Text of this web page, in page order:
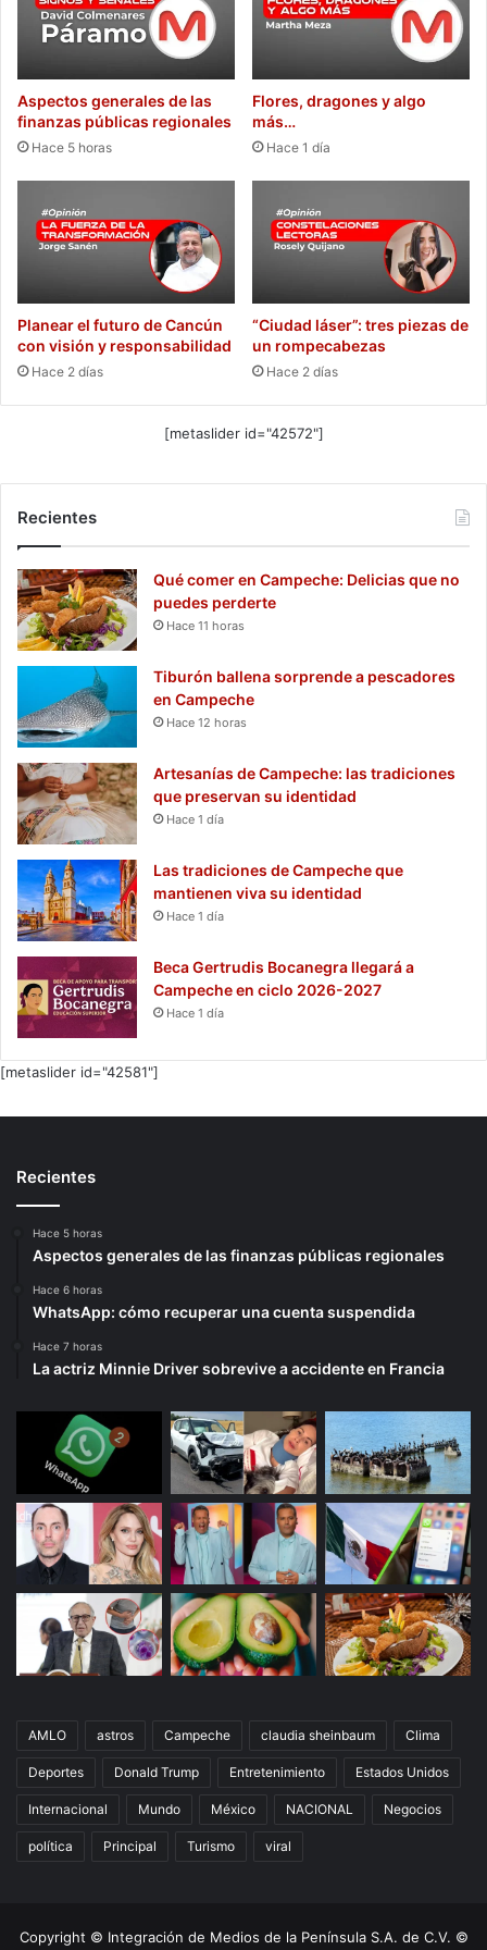
Aspectos generales de las
finanzas públicas regionales
Hace 5 horas
Flores, dragones y algo
más…
Hace 1 día
Planear el futuro de Cancún
con visión y responsabilidad
Hace 2 días
“Ciudad láser”: tres piezas de
un rompecabezas
Hace 2 días
[metaslider id="42572"]
Recientes
Qué comer en Campeche: Delicias que no
puedes perderte
Hace 11 horas
Tiburón ballena sorprende a pescadores
en Campeche
Hace 12 horas
Artesanías de Campeche: las tradiciones
que preservan su identidad
Hace 1 día
Las tradiciones de Campeche que
mantienen viva su identidad
Hace 1 día
Beca Gertrudis Bocanegra llegará a
Campeche en ciclo 2026-2027
Hace 1 día
[metaslider id="42581"]
Recientes
Hace 5 horas
Aspectos generales de las finanzas públicas regionales
Hace 6 horas
WhatsApp: cómo recuperar una cuenta suspendida
Hace 7 horas
La actriz Minnie Driver sobrevive a accidente en Francia
AMLO astros Campeche claudia sheinbaum Clima
Deportes Donald Trump Entretenimiento Estados Unidos
Internacional Mundo México NACIONAL Negocios
política Principal Turismo viral
Copyright © Integración de Medios de la Península S.A. de C.V. ©